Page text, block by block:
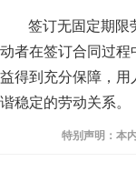
签订无固定期限
动者在签订合同过程
益得到充分保障，用
谐稳定的劳动关系。
特别声明：本